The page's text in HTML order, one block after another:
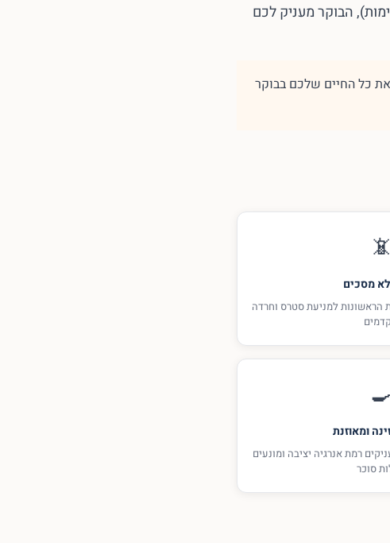
הבוקר מעניק לכם
כל החיים שלכם בבוקר
📵
מסכים
ב-20 הדקות הראשונות למניעת סטרס וחרדה
ומאוזנת
רמת אנרגיה יציבה ומונעים
סוכר